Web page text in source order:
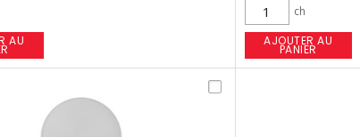
AU
ch
AJOUTER AU
PANIER